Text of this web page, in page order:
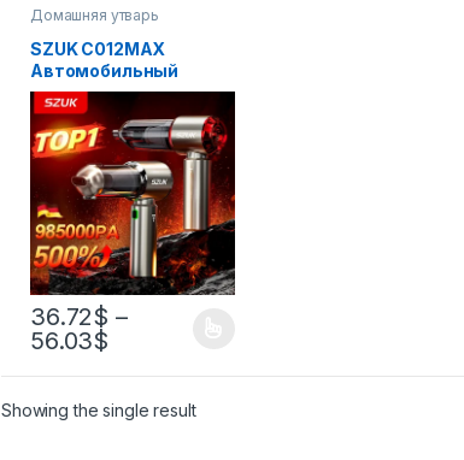
Домашняя утварь
SZUK C012MAX
Автомобильный
пылесос с сильным
всасыванием, мини-
машина для очистки,
беспроводная
портативная ручная
воздуходувка,
бытовая техника
36.72$ –
56.03$
Showing the single result